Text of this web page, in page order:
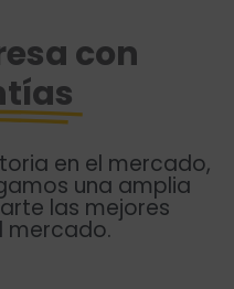
con
en el mercado,
una amplia
las mejores
mercado.